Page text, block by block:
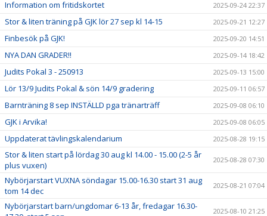
Information om fritidskortet 2025-09-24 22:37
Stor & liten träning på GJK lör 27 sep kl 14-15 2025-09-21 12:27
Finbesök på GJK! 2025-09-20 14:51
NYA DAN GRADER!! 2025-09-14 18:42
Judits Pokal 3 - 250913 2025-09-13 15:00
Lör 13/9 Judits Pokal & sön 14/9 gradering 2025-09-11 06:57
Barnträning 8 sep INSTÄLLD pga tränarträff 2025-09-08 06:10
GJK i Arvika! 2025-09-08 06:05
Uppdaterat tävlingskalendarium 2025-08-28 19:15
Stor & liten start på lördag 30 aug kl 14.00 - 15.00 (2-5 år
plus vuxen)
2025-08-28 07:30
Nybörjarstart VUXNA söndagar 15.00-16.30 start 31 aug
tom 14 dec
2025-08-21 07:04
Nybörjarstart barn/ungdomar 6-13 år, fredagar 16.30-
2025-08-10 21:25